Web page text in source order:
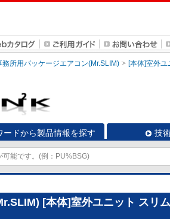
務所用パッケージエアコン(Mr.SLIM) [本体]室外ユ
ードから製品情報を探す 技
[本体]室外ユニット スリ